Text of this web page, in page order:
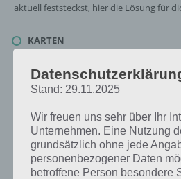
aktuell feststeckst, hier die Lösung für
KARTEN
Zur Übersicht der 4 Bilder 1 Wort
Oktober 2018!
Stand: 29.11.2025
Wir freuen uns sehr über Ihr
Unternehmen. Eine Nutzung
grundsätzlich ohne jede
personenbezogener Daten
betroffene Person besondere